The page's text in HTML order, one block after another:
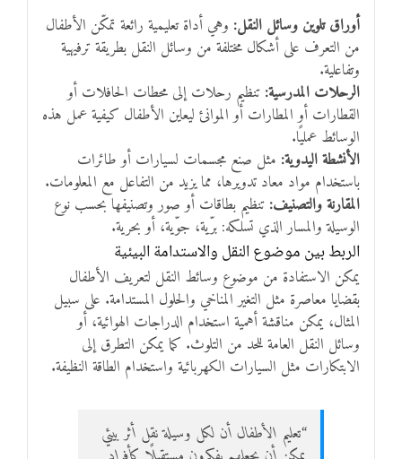
أوراق تلوين وسائل النقل: وهي أداة تعليمية رائعة تمكّن الأطفال
من التعرف على أشكال مختلفة من وسائل النقل بطريقة ترفيهية
وتفاعلية.
الرحلات المدرسية: تنظيم رحلات إلى محطات الحافلات أو
القطارات أو المطارات أو الموانئ ليعاين الأطفال كيفية عمل هذه
الوسائط عمليًا.
الأنشطة اليدوية: مثل صنع مجسمات لسيارات أو طائرات
باستخدام مواد معاد تدويرها، مما يزيد من التفاعل مع المعلومات.
المقارنة والتصنيف: تنظيم بطاقات أو صور وتصنيفها بحسب نوع
الوسيلة والمسار الذي تسلكه: برّية، جوّية، أو بحرية.
الربط بين موضوع النقل والاستدامة البيئية
يمكن الاستفادة من موضوع وسائط النقل لتعريف الأطفال
بقضايا معاصرة مثل التغير المناخي والحلول المستدامة. على سبيل
المثال، يمكن مناقشة أهمية استخدام الدراجات الهوائية، أو
وسائل النقل العامة للحد من التلوث. كما يمكن التطرق إلى
الابتكارات مثل السيارات الكهربائية واستخدام الطاقة النظيفة.
“تعليم الأطفال أن لكل وسيلة نقل أثر بيئي